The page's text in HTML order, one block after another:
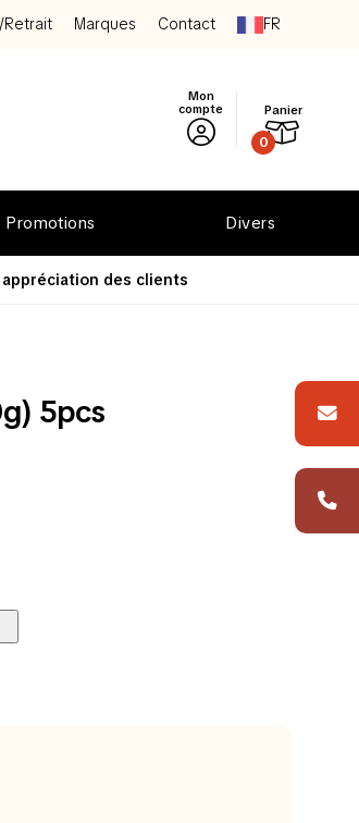
Retrait Marques Contact FR
0
Panier
Mon
compte
Promotions Divers
appréciation des clients
5pcs